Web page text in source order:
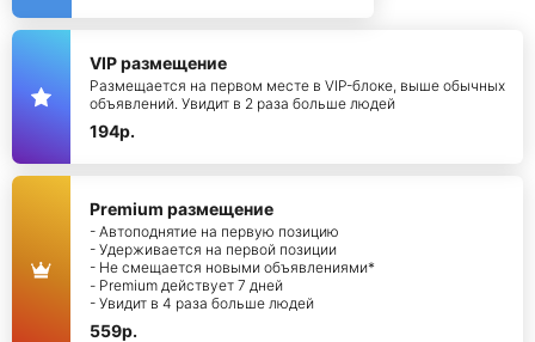
VIP размещение
Размещается на первом месте в VIP-блоке, выше обычных
объявлений. Увидит в 2 раза больше людей
194р.
Premium размещение
- Автоподнятие на первую позицию
- Удерживается на первой позиции
- Не смещается новыми объявлениями*
- Premium действует 7 дней
- Увидит в 4 раза больше людей
559р.